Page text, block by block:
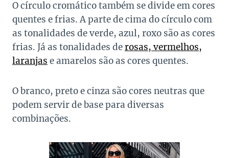
O círculo cromático também se divide em cores
quentes e frias. A parte de cima do círculo com
as tonalidades de verde, azul, roxo são as cores
frias. Já as tonalidades derosas, vermelhos,
laranjas e amarelos são as cores quentes.
O branco, preto e cinza são cores neutras que
podem servir de base para diversas
combinações.